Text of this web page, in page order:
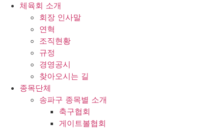
체육회 소개
회장 인사말
연혁
조직현황
규정
경영공시
찾아오시는 길
종목단체
송파구 종목별 소개
축구협회
게이트볼협회